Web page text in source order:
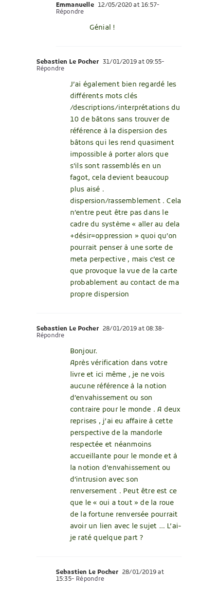
Emmanuelle 12/05/2020 at 16:57-
Répondre
Génial !
Sebastien Le Pocher 31/01/2019 at 09:55-
Répondre
J’ai également bien regardé les
différents mots clés
/descriptions/interprétations du
10 de bâtons sans trouver de
référence à la dispersion des
bâtons qui les rend quasiment
impossible à porter alors que
s’ils sont rassemblés en un
fagot, cela devient beaucoup
plus aisé .
dispersion/rassemblement . Cela
n’entre peut être pas dans le
cadre du système « aller au dela
+désir=oppression » quoi qu’on
pourrait penser à une sorte de
meta perpective , mais c’est ce
que provoque la vue de la carte
probablement au contact de ma
propre dispersion
Sebastien Le Pocher 28/01/2019 at 08:38-
Répondre
Bonjour.
Après vérification dans votre
livre et ici même , je ne vois
aucune référence à la notion
d’envahissement ou son
contraire pour le monde . A deux
reprises , j’ai eu affaire à cette
perspective de la mandorle
respectée et néanmoins
accueillante pour le monde et à
la notion d’envahissement ou
d’intrusion avec son
renversement . Peut être est ce
que le « oui a tout » de la roue
de la fortune renversée pourrait
avoir un lien avec le sujet … L’ai-
je raté quelque part ?
Sebastien Le Pocher 28/01/2019 at
15:35- Répondre